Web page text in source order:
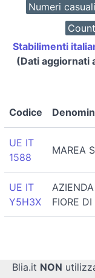
Numeri casuali
Stabilimenti
(Dati aggiornati
Codice
UE IT
1588
MAREA
UE IT
Y5H3X
FIORE
Blia.it NON